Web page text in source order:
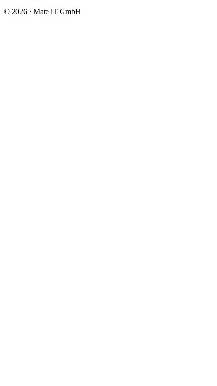
© 2026 · Mate iT GmbH